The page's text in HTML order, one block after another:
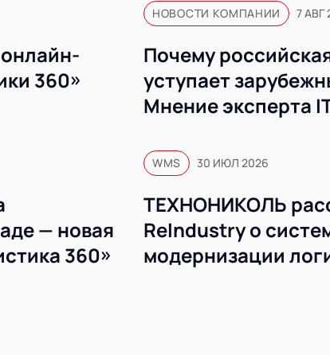
360»
НОВОСТИ КОМПАНИИ 7 АВГ
Почему
уступает
Мнение эксперта
— новая
360»
WMS 30 ИЮЛ 2026
ТЕХНОНИКОЛЬ
ReIndustry о
модернизации